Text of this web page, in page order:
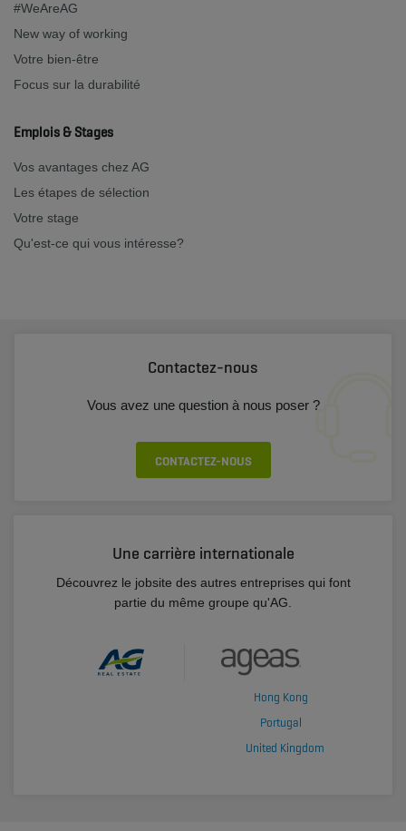
#WeAreAG
New way of working
Votre bien-être
Focus sur la durabilité
Emplois & Stages
Vos avantages chez AG
Les étapes de sélection
Votre stage
Qu'est-ce qui vous intéresse?
Contactez-nous
Vous avez une question à nous poser ?
CONTACTEZ-NOUS
Une carrière internationale
Découvrez le jobsite des autres entreprises qui font
partie du même groupe qu'AG.
Hong Kong
Portugal
United Kingdom